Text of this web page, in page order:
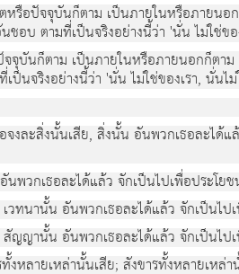
รือปจจุบันก็ตาม เปนภายในหรือภาย
ามที่เปนจริงอยางนี้วา 'นั่น ไมใชขอ
บันก็ตาม เปนภายในหรือภายนอกก็ต
อยางนี้วา 'นั่น ไมใชของเรา, นั่นไม
ละสิ่งนั้นเสีย, สิ่งนั้น อันพวกเธอละไดแ
เธอละไดแลว จักเปนไปเพื่อประโย
นานั้น อันพวกเธอละไดแลว จักเปนไ
นั้น อันพวกเธอละไดแลว จักเปนไป
ายเหลานั้นเสีย; สังขารทั้งหลายเหลา